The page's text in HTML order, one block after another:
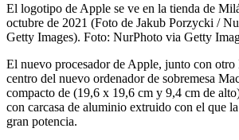
El logotipo de Apple se ve en la tienda de
octubre de 2021 (Foto de Jakub Porzycki /
Getty Images). Foto: NurPhoto via Getty
El nuevo procesador de Apple, junto con otro
centro del nuevo ordenador de sobremesa
compacto de (19,6 x 19,6 cm y 9,4 cm de
con carcasa de aluminio extruido con el que
gran potencia.